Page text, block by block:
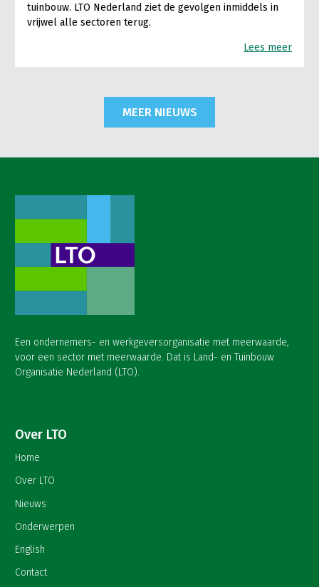
tuinbouw. LTO Nederland ziet de gevolgen inmiddels in
vrijwel alle sectoren terug.
Lees meer
MEER NIEUWS
Een ondernemers- en werkgeversorganisatie met meerwaarde,
voor een sector met meerwaarde. Dat is Land- en Tuinbouw
Organisatie Nederland (LTO).
Over LTO
Home
Over LTO
Nieuws
Onderwerpen
English
Contact